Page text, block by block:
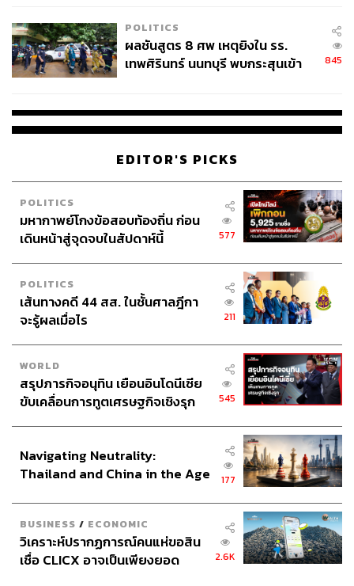
with ‘Chef Ton’ เชฟมิชลินสตาร์แนะนำ 10 ร้านสตรีท
ฟู้ดในดวงใจ’
เลยจากย่านสีลมไปหน่อยก็จะมีย่านลุมพินี วิทยุ ที่เชฟไปบ่อย
ด้วยการเข้า-ออกร้าน Baan Restaurant “Thai Family
Recipes” ร้านในละแวกร้านที่เจ้าตัวไปกินบ่อยคือก๋วยเตี๋ยว
เฮียบ้วยในซอยโปโลที่เปิดมากว่า 23 ปี และเป็นที่ถูกใจของ
POLITICS
ผลชันสูตร 8 ศพ เหตุยิงใน รร.
เทพศิรินทร์ นนทบุรี พบกระสุนเข้า
845
EDITOR'S PICKS
POLITICS
มหากาพย์โกงข้อสอบท้องถิ่น ก่อน
เดินหน้าสู่จุดจบในสัปดาห์นี้
577
POLITICS
เส้นทางคดี 44 สส. ในชั้นศาลฎีกา
จะรู้ผลเมื่อไร
211
WORLD
สรุปภารกิจอนุทิน เยือนอินโดนีเซีย
ขับเคลื่อนการทูตเศรษฐกิจเชิงรุก
545
Navigating Neutrality:
Thailand and China in the Age
177
BUSINESS / ECONOMIC
วิเคราะห์ปรากฏการณ์คนแห่ขอสิน
เชื่อ CLICX อาจเป็นเพียงยอด
2.6K